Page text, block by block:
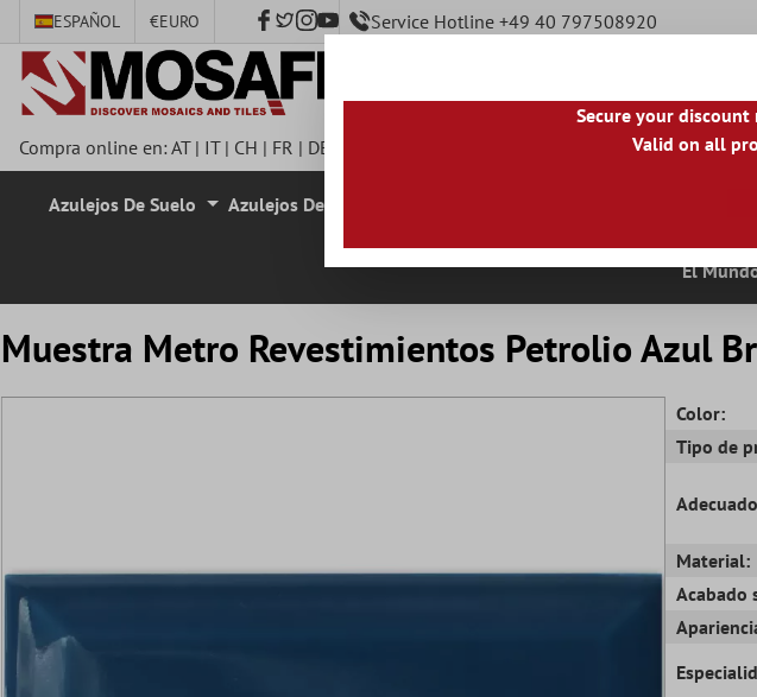
principal
ESPAÑOL €EURO Service Hotline +49 40 797508920
Compra online en:AT| IT| CH | FR | DE PL|PT|FI| GR
Azulejos De Suelo Azulejos De Pared Azulejos De
El
Muestra Metro Revestimientos Petrolio Azul
Color:
Tipo de
Material:
Acabado
Secure your discount
Valid on all